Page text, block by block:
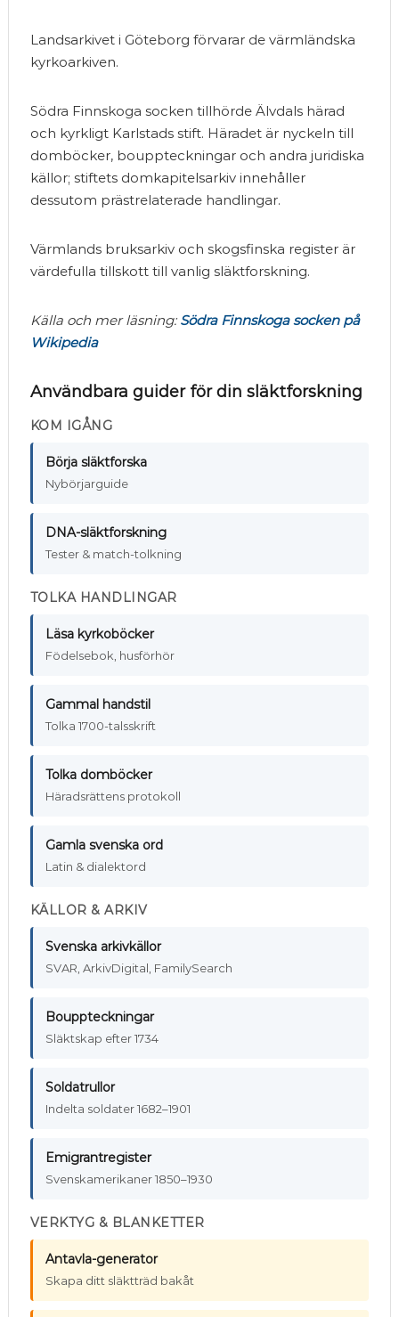
Landsarkivet i Göteborg förvarar de värmländska
kyrkoarkiven.
Södra Finnskoga socken tillhörde Älvdals härad
och kyrkligt Karlstads stift. Häradet är nyckeln till
domböcker, bouppteckningar och andra juridiska
källor; stiftets domkapitelsarkiv innehåller
dessutom prästrelaterade handlingar.
Värmlands bruksarkiv och skogsfinska register är
värdefulla tillskott till vanlig släktforskning.
Källa och mer läsning:Södra Finnskoga socken på
Wikipedia
Användbara guider för din släktforskning
KOM IGÅNG
Börja släktforska
Nybörjarguide
DNA-släktforskning
Tester & match-tolkning
TOLKA HANDLINGAR
Läsa kyrkoböcker
Födelsebok, husförhör
Gammal handstil
Tolka 1700-talsskrift
Tolka domböcker
Häradsrättens protokoll
Gamla svenska ord
Latin & dialektord
KÄLLOR & ARKIV
Svenska arkivkällor
SVAR, ArkivDigital, FamilySearch
Bouppteckningar
Släktskap efter 1734
Soldatrullor
Indelta soldater 1682–1901
Emigrantregister
Svenskamerikaner 1850–1930
VERKTYG & BLANKETTER
Antavla-generator
Skapa ditt släktträd bakåt